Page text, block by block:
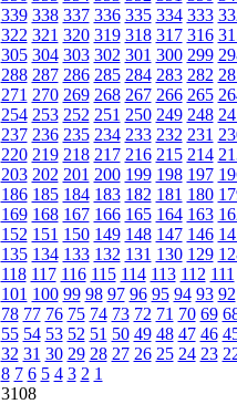
339 338 337 336 335 334 333
322 321 320 319 318 317 316
305 304 303 302 301 300 299
288 287 286 285 284 283 282
271 270 269 268 267 266 265
254 253 252 251 250 249 248
237 236 235 234 233 232 231
220 219 218 217 216 215 214
203 202 201 200 199 198 197
186 185 184 183 182 181 180
169 168 167 166 165 164 163
152 151 150 149 148 147 146
135 134 133 132 131 130 129
118 117 116 115 114 113 112 111
101 100 99 98 97 96 95 94 93 92
78 77 76 75 74 73 72 71 70 69
55 54 53 52 51 50 49 48 47 46
32 31 30 29 28 27 26 25 24 23
8 7 6 5 4 3 2 1
3108